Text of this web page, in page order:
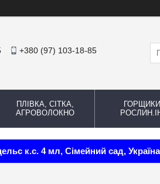
+380 (97) 103-18-85
ПЛІВКА, СІТКА,
АГРОВОЛОКНО
к.с. 4 мл, Сімейний сад, Україна